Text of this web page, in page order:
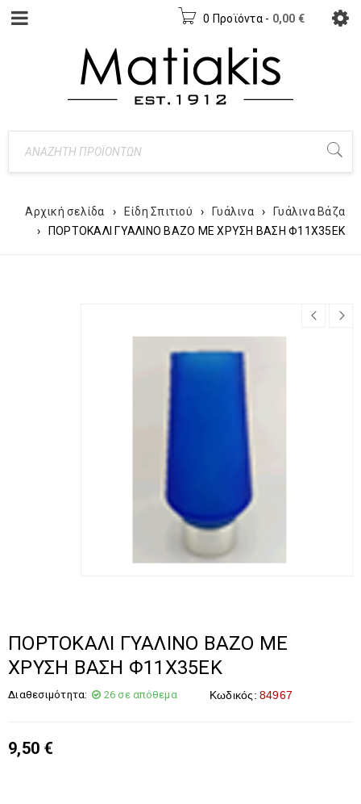
0 Προϊόντα - 0,00 €
Αρχική σελίδα › Είδη Σπιτιού › Γυάλινα ›
Γυάλινα Βάζα
›
ΠΟΡΤΟΚΑΛΙ ΓΥΑΛΙΝΟ ΒΑΖΟ ΜΕ ΧΡΥΣΗ ΒΑΣΗ Φ11Χ35ΕΚ
ΠΟΡΤΟΚΑΛΙ ΓΥΑΛΙΝΟ ΒΑΖΟ ΜΕ
ΧΡΥΣΗ ΒΑΣΗ Φ11Χ35ΕΚ
Διαθεσιμότητα: 26 σε απόθεμα Κωδικός: 84967
9,50 €